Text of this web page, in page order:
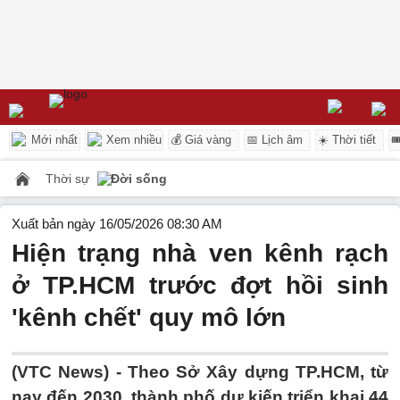
Mới nhất Xem nhiều 💰 Giá vàng 📅 Lịch âm ☀️ Thời tiết
Thời sự Đời sống
Xuất bản ngày 16/05/2026 08:30 AM
Hiện trạng nhà ven kênh rạch
ở TP.HCM trước đợt hồi sinh
'kênh chết' quy mô lớn
(VTC News) - Theo Sở Xây dựng TP.HCM, từ